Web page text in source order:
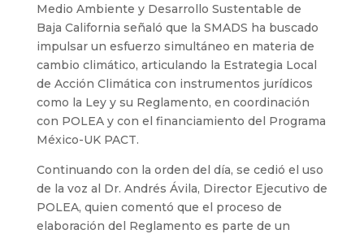
Medio Ambiente y Desarrollo Sustentable de
Baja California señaló que la SMADS ha buscado
impulsar un esfuerzo simultáneo en materia de
cambio climático, articulando la Estrategia Local
de Acción Climática con instrumentos jurídicos
como la Ley y su Reglamento, en coordinación
con POLEA y con el financiamiento del Programa
México-UK PACT.
Continuando con la orden del día, se cedió el uso
de la voz al Dr. Andrés Ávila, Director Ejecutivo de
POLEA, quien comentó que el proceso de
elaboración del Reglamento es parte de un